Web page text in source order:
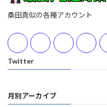
桑田真似の各種アカウント
Twitter
月別アーカイブ